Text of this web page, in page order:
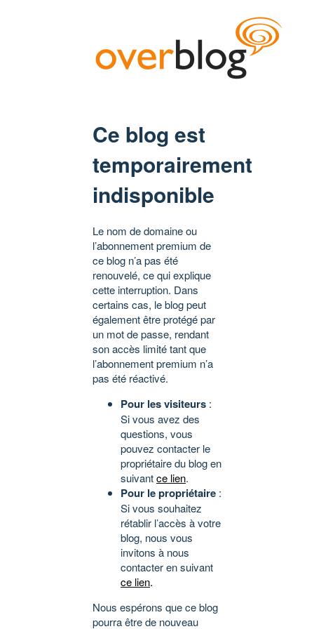
Ce blog est
temporairement
indisponible
Le nom de domaine ou
l’abonnement premium de
ce blog n’a pas été
renouvelé, ce qui explique
cette interruption. Dans
certains cas, le blog peut
également être protégé par
un mot de passe, rendant
son accès limité tant que
l’abonnement premium n’a
pas été réactivé.
Pour les visiteurs :
Si vous avez des
questions, vous
pouvez contacter le
propriétaire du blog en
suivantce lien.
Pour le propriétaire :
Si vous souhaitez
rétablir l’accès à votre
blog, nous vous
invitons à nous
contacter en suivant
ce lien.
Nous espérons que ce blog
pourra être de nouveau